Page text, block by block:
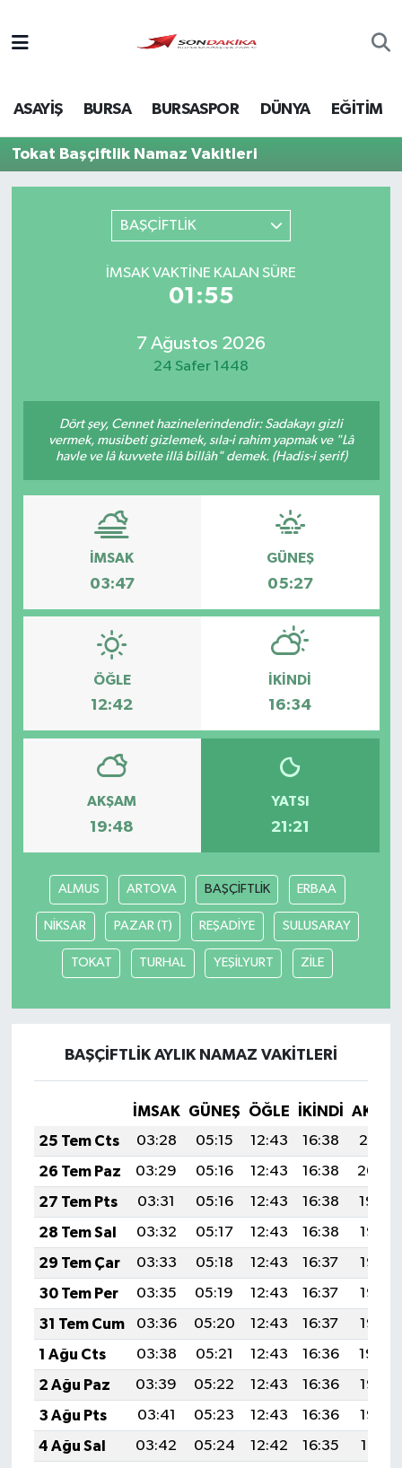
ASAYİŞ BURSA BURSASPOR DÜNYA EĞİTİM
Tokat Başçiftlik Namaz Vakitleri
BAŞÇİFTLİK
İMSAK VAKTINE KALAN SÜRE
01:55
7 Ağustos 2026
24 Safer 1448
Dört şey, Cennet hazinelerindendir: Sadakayı gizli
vermek, musibeti gizlemek, sıla-i rahim yapmak ve "Lâ
havle ve lâ kuvvete illâ billâh" demek. (Hadis-i şerif)
İMSAK
03:47
GÜNEŞ
05:27
ÖĞLE
12:42
İKINDI
16:34
AKŞAM
19:48
YATSI
21:21
ALMUS ARTOVA BAŞÇİFTLİK ERBAA
NİKSAR PAZAR (T) REŞADİYE SULUSARAY
TOKAT TURHAL YEŞİLYURT ZİLE
BAŞÇİFTLİK AYLIK NAMAZ VAKITLERI
İMSAK GÜNEŞ ÖĞLE İKINDI
25 Tem Cts
03:28 05:15 12:43 16:38
20:01
26 Tem Paz
03:29 05:16 12:43 16:38
20:00
27 Tem Pts
03:31 05:16 12:43 16:38
19:59
28 Tem Sal
03:32 05:17 12:43 16:38
19:58
29 Tem Çar
03:33 05:18 12:43 16:37
19:57
30 Tem Per
03:35 05:19 12:43 16:37
19:56
31 Tem Cum
03:36 05:20 12:43 16:37
19:55
1 Ağu Cts
03:38 05:21 12:43 16:36
19:54
2 Ağu Paz
03:39 05:22 12:43 16:36
19:53
3 Ağu Pts
03:41 05:23 12:43 16:36
19:52
4 Ağu Sal
03:42 05:24 12:42 16:35
19:51
Bursa
Dünya
Sağlık
Siyaset
Video Galeri